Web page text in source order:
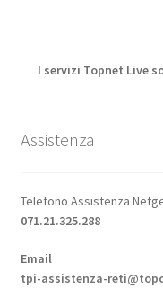
I servizi Topnet Live
Assistenza
Telefono Assistenza
071.21.325.288
Email
tpi-assistenza-